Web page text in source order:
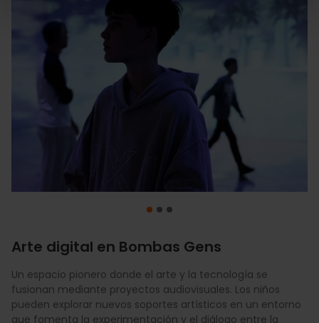
Arte digital en Bombas Gens
Un espacio pionero donde el arte y la tecnología se
fusionan mediante proyectos audiovisuales. Los niños
pueden explorar nuevos soportes artísticos en un entorno
que fomenta la experimentación y el diálogo entre la
Disfrutad de un impresionante videomapping sobre la
bóveda barroca de la llamada "Capilla Sixtina valenciana".
Con tótems interactivos y proyecciones de luz, esta
experiencia permite recorrer ocho siglos de historia de
Un espectáculo inmersivo que transforma el interior de
este templo histórico en un lienzo en movimiento. La
puesta en escena repasa la historia valenciana en pocos
minutos con una banda sonora original, logrando que los